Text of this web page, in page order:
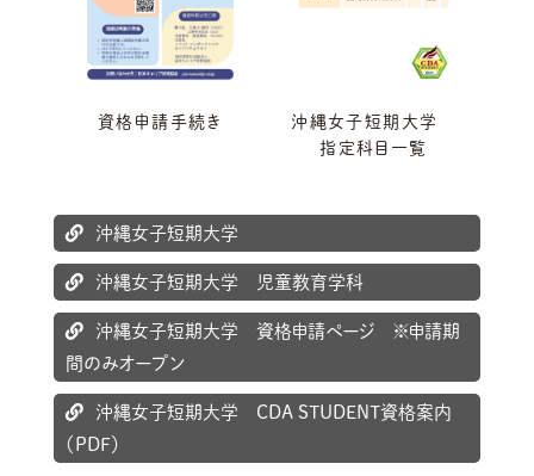
資格申請手続き
沖縄女子短期大学
指定科目一覧
沖縄女子短期大学
沖縄女子短期大学 児童教育学科
沖縄女子短期大学 資格申請ページ ※申請期
間のみオープン
沖縄女子短期大学 CDA STUDENT資格案内
（PDF）